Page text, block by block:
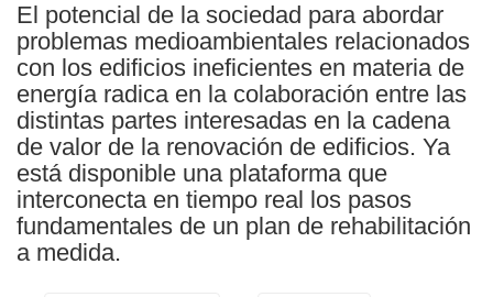
El potencial de la sociedad para abordar
problemas medioambientales relacionados
con los edificios ineficientes en materia de
energía radica en la colaboración entre las
distintas partes interesadas en la cadena
de valor de la renovación de edificios. Ya
está disponible una plataforma que
interconecta en tiempo real los pasos
fundamentales de un plan de rehabilitación
a medida.